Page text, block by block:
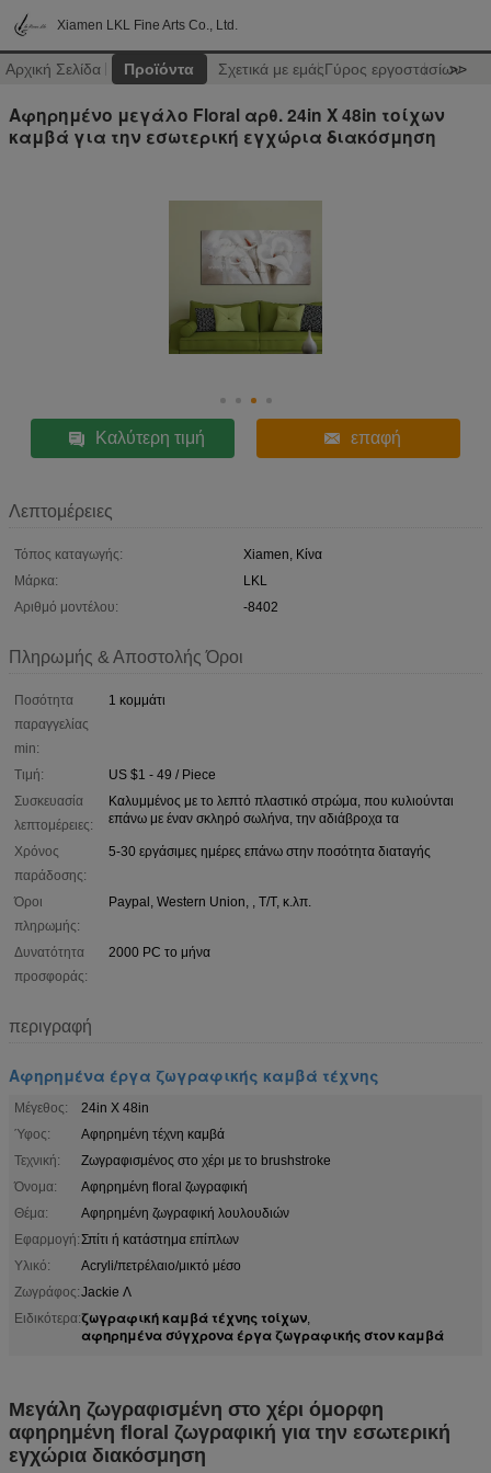
Xiamen LKL Fine Arts Co., Ltd.
Αρχική Σελίδα Προϊόντα Σχετικά με εμάςΓύρος εργοστασίων
>>
Αφηρημένο μεγάλο Floral αρθ. 24in X 48in τοίχων
καμβά για την εσωτερική εγχώρια διακόσμηση
Καλύτερη τιμή επαφή
Λεπτομέρειες
Τόπος καταγωγής:
Xiamen, Κίνα
Μάρκα:
LKL
Αριθμό μοντέλου:
-8402
Πληρωμής & Αποστολής Όροι
Ποσότητα
παραγγελίας
min:
1 κομμάτι
Τιμή:
US $1 - 49 / Piece
Συσκευασία
λεπτομέρειες:
Καλυμμένος με το λεπτό πλαστικό στρώμα, που κυλιούνται
επάνω με έναν σκληρό σωλήνα, την αδιάβροχα τα
Χρόνος
παράδοσης:
5-30 εργάσιμες ημέρες επάνω στην ποσότητα διαταγής
Όροι
πληρωμής:
Paypal, Western Union, , T/T, κ.λπ.
Δυνατότητα
προσφοράς:
2000 PC το μήνα
περιγραφή
Αφηρημένα έργα ζωγραφικής καμβά τέχνης
Μέγεθος:
24in X 48in
Ύφος:
Αφηρημένη τέχνη καμβά
Τεχνική:
Ζωγραφισμένος στο χέρι με το brushstroke
Όνομα:
Αφηρημένη floral ζωγραφική
Θέμα:
Αφηρημένη ζωγραφική λουλουδιών
Εφαρμογή:Σπίτι ή κατάστημα επίπλων
Υλικό:
Acryli/πετρέλαιο/μικτό μέσο
Ζωγράφος:Jackie Λ
Ειδικότερα:ζωγραφική καμβά τέχνης τοίχων,
αφηρημένα σύγχρονα έργα ζωγραφικής στον καμβά
Μεγάλη ζωγραφισμένη στο χέρι όμορφη
αφηρημένη floral ζωγραφική για την εσωτερική
εγχώρια διακόσμηση